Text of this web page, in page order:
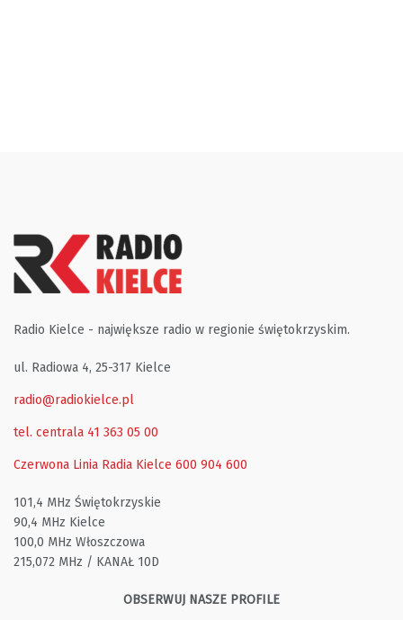
Radio Kielce - największe radio w regionie świętokrzyskim.
ul. Radiowa 4, 25-317 Kielce
radio@radiokielce.pl
tel. centrala 41 363 05 00
Czerwona Linia Radia Kielce 600 904 600
101,4 MHz Świętokrzyskie
90,4 MHz Kielce
100,0 MHz Włoszczowa
215,072 MHz / KANAŁ 10D
OBSERWUJ NASZE PROFILE